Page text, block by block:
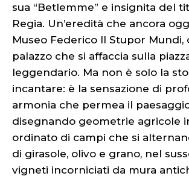
sua “Betlemme” e insignita del
Regia. Un’eredità che ancora
Museo Federico II Stupor Mundi,
palazzo che si affaccia sulla
leggendario. Ma non è solo la
incantare: è la sensazione di
armonia che permea il
disegnando geometrie agricole
ordinato di campi che si
di girasole, olivo e grano, nel
vigneti incorniciati da mura